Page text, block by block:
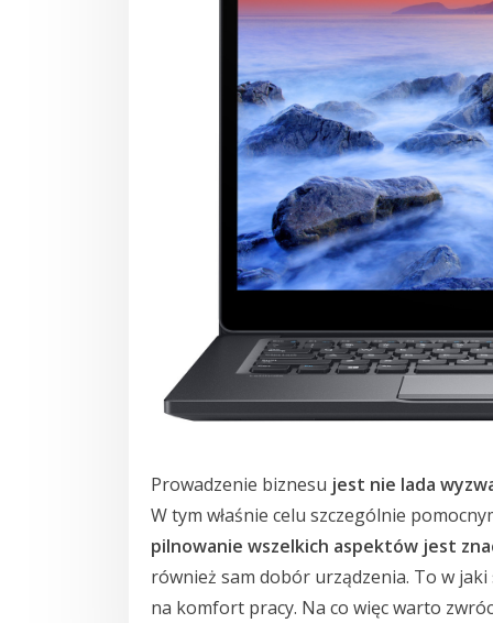
Prowadzenie biznesu jest nie lada
W tym właśnie celu szczególnie
pilnowanie wszelkich aspektów jest
również sam dobór urządzenia. To w
na komfort pracy. Na co więc warto